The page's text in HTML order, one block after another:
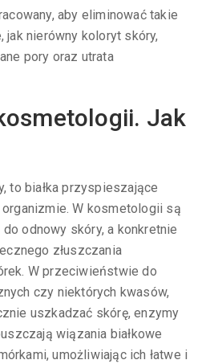
aby eliminować takie
nierówny koloryt skóry,
pory oraz utrata
Jak
to białka przyspieszające
W kosmetologii są
odnowy skóry, a konkretnie
złuszczania
W przeciwieństwie do
czy niektórych kwasów,
uszkadzać skórę, enzymy
wiązania białkowe
umożliwiając ich łatwe i